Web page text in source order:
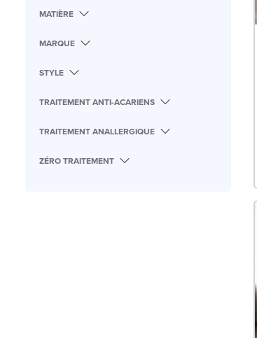
MATIÈRE
MARQUE
STYLE
TRAITEMENT ANTI-ACARIENS
TRAITEMENT ANALLERGIQUE
ZÉRO TRAITEMENT